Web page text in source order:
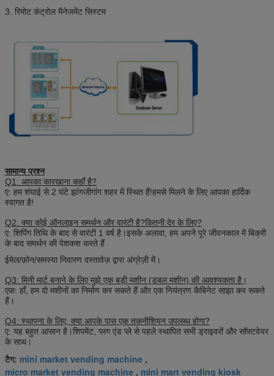
3. रिमोट कंट्रोल मैनेजमेंट सिस्टम
सामान्य प्रश्न
Q1: आपका कारखाना कहाँ है?
ए: हम शंघाई से 2 घंटे झांगजीगांग शहर में स्थित हैं!हमसे मिलने के लिए आपका हार्दिक
स्वागत है!
Q2: क्या कोई ऑनलाइन समर्थन और वारंटी है?कितनी देर के लिए?
ए: शिपिंग तिथि के बाद से वारंटी 1 वर्ष है।इसके अलावा, हम अपने पूरे जीवनकाल में बिक्री
के बाद समर्थन की पेशकश करते हैं
ईमेल/फ़ोन/समस्या निवारण दस्तावेज़ द्वारा अंग्रेज़ी में।
Q3: मिनी मार्ट बनाने के लिए मुझे एक बड़ी मशीन (डबल मशीन) की आवश्यकता है।
एक: हाँ, हम दो मशीनों का निर्माण कर सकते हैं और एक नियंत्रण कैबिनेट साझा कर सकते
हैं।
Q4: स्थापना के लिए, क्या आपके पास एक तकनीशियन उपलब्ध होगा?
ए: यह बहुत आसान है।शिपमेंट, प्लग एंड प्ले से पहले स्थापित सभी ड्राइवरों और सॉफ़्टवेयर
के साथ।
टैग: mini market vending machine ,
micro market vending machine , mini mart vending kiosk